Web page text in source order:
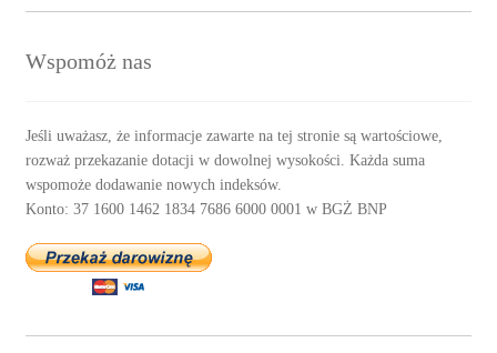
Wspomóż nas
Jeśli uważasz, że informacje zawarte na tej stronie są wartościowe,
rozważ przekazanie dotacji w dowolnej wysokości. Każda suma
wspomoże dodawanie nowych indeksów.
Konto: 37 1600 1462 1834 7686 6000 0001 w BGŻ BNP